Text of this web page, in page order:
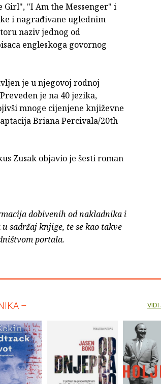
"I Am the Messenger" i
i nagrađivane uglednim
naziv jednog od
engleskoga govornog
je u njegovoj rodnoj
je na 40 jezika,
mnoge cijenjene književne
Briana Percivala/20th
Zusak objavio je šesti roman
dobivenih od nakladnika i
sadržaj knjige, te se kao takve
portala.
– VIDI